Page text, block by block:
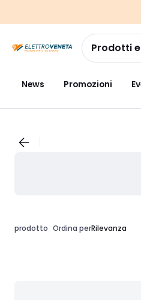
navigazionealla
pagina
Prodotti
News Promozioni
prodotto Ordina per